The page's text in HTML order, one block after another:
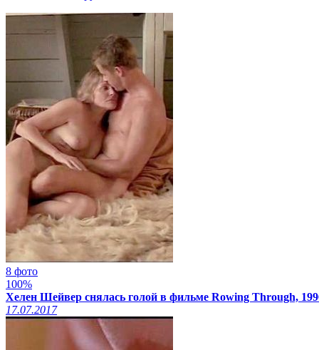
8 фото
100%
Хелен Шейвер снялась голой в фильме Rowing Through,
17.07.2017